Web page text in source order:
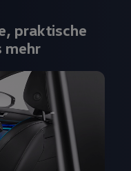
praktische
mehr